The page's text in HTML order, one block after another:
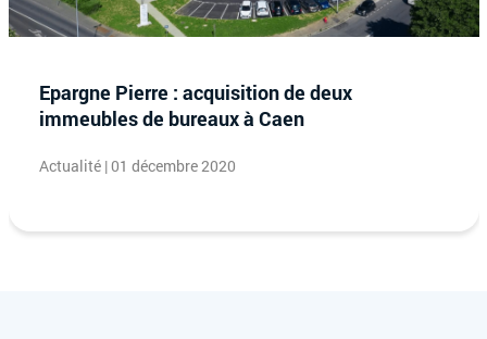
Epargne Pierre : acquisition de deux
immeubles de bureaux à Caen
Actualité | 01 décembre 2020